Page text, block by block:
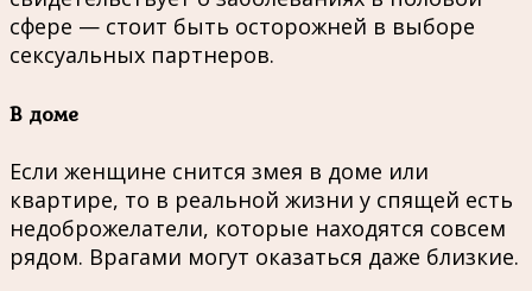
сфере — стоит быть осторожней в выборе
сексуальных партнеров.
В доме
Если женщине снится змея в доме или
квартире, то в реальной жизни у спящей есть
недоброжелатели, которые находятся совсем
рядом. Врагами могут оказаться даже близкие.